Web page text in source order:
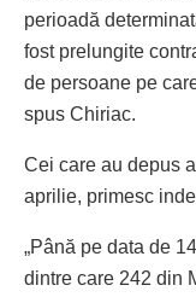
perioadă
fost prelungite
de persoane pe
spus Chiriac.
Cei care au depus
aprilie, primesc
„Până pe data de
dintre care 242 din